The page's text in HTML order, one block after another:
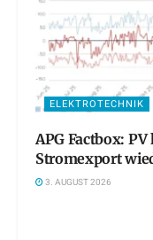
ELEKTROTECHNIK
APG Factbox:
Stromexport
3. AUGUST 2026